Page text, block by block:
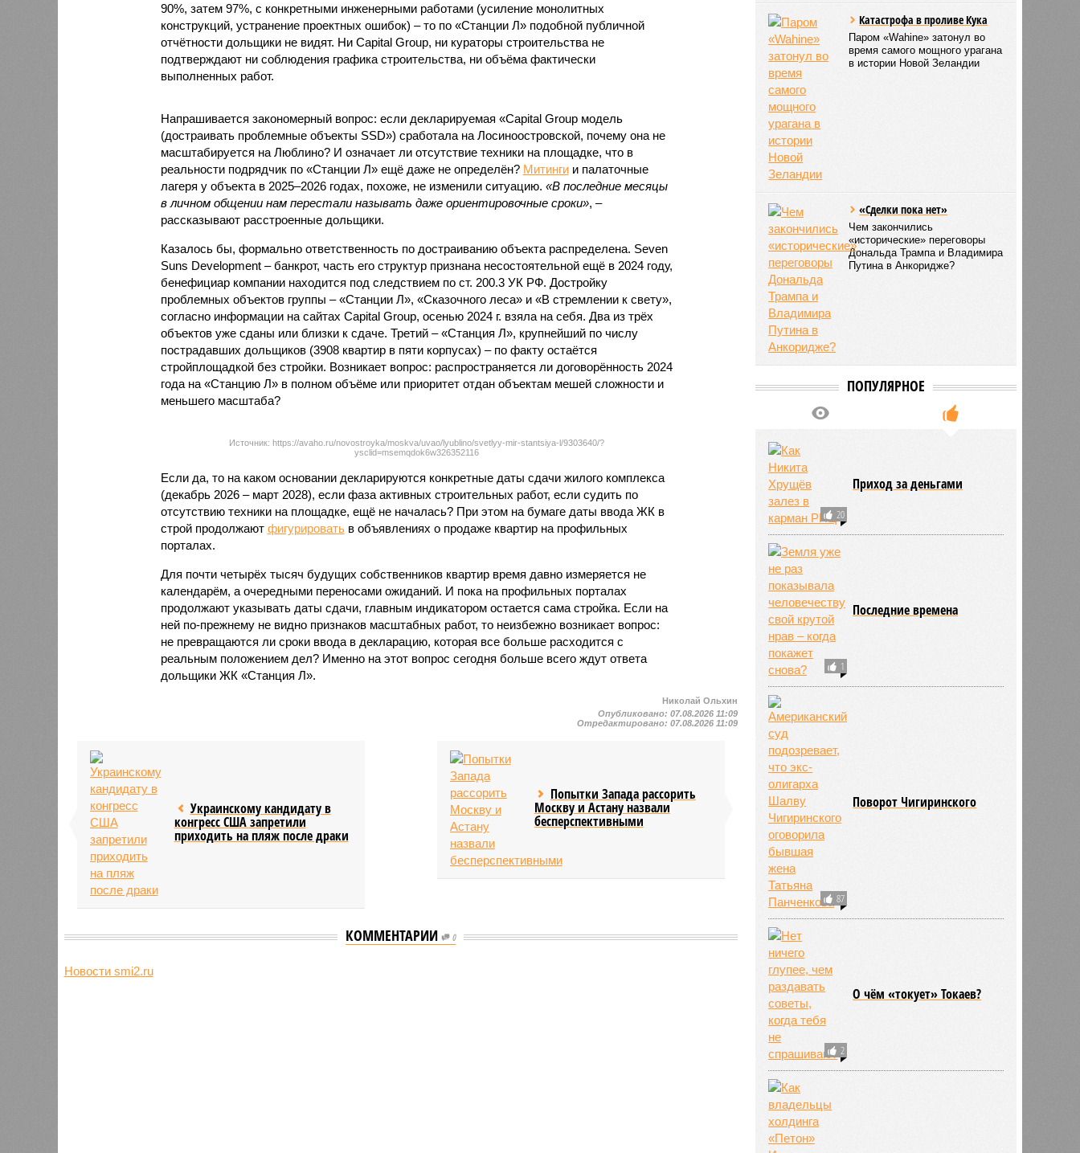
90%, затем 97%, с конкретными инженерными работами (усиление монолитных
конструкций, устранение проектных ошибок) – то по «Станции Л» подобной публичной
отчётности дольщики не видят. Ни Capital Group, ни кураторы строительства не
подтверждают ни соблюдения графика строительства, ни объёма фактически
выполненных работ.
Напрашивается закономерный вопрос: если декларируемая «Capital Group модель
(достраивать проблемные объекты SSD») сработала на Лосиноостровской, почему она не
масштабируется на Люблино? И означает ли отсутствие техники на площадке, что в
реальности подрядчик по «Станции Л» ещё даже не определён? Митингии палаточные
лагеря у объекта в 2025–2026 годах, похоже, не изменили ситуацию. «В последние месяцы
в личном общении нам перестали называть даже ориентировочные сроки», –
рассказывают расстроенные дольщики.
Казалось бы, формально ответственность по достраиванию объекта распределена. Seven
Suns Development – банкрот, часть его структур признана несостоятельной ещё в 2024 году,
бенефициар компании находится под следствием по ст. 200.3 УК РФ. Достройку
проблемных объектов группы – «Станции Л», «Сказочного леса» и «В стремлении к свету»,
согласно информации на сайтах Capital Group, осенью 2024 г. взяла на себя. Два из трёх
объектов уже сданы или близки к сдаче. Третий – «Станция Л», крупнейший по числу
пострадавших дольщиков (3908 квартир в пяти корпусах) – по факту остаётся
стройплощадкой без стройки. Возникает вопрос: распространяется ли договорённость 2024
года на «Станцию Л» в полном объёме или приоритет отдан объектам мешей сложности и
меньшего масштаба?
Источник: https://avaho.ru/novostroyka/moskva/uvao/lyublino/svetlyy-mir-stantsiya-l/9303640/?
ysclid=msemqdok6w326352116
Если да, то на каком основании декларируются конкретные даты сдачи жилого комплекса
(декабрь 2026 – март 2028), если фаза активных строительных работ, если судить по
отсутствию техники на площадке, ещё не началась? При этом на бумаге даты ввода ЖК в
строй продолжают фигурироватьв объявлениях о продаже квартир на профильных
порталах.
Для почти четырёх тысяч будущих собственников квартир время давно измеряется не
календарём, а очередными переносами ожиданий. И пока на профильных порталах
продолжают указывать даты сдачи, главным индикатором остается сама стройка. Если на
ней по-прежнему не видно признаков масштабных работ, то неизбежно возникает вопрос:
не превращаются ли сроки ввода в декларацию, которая все больше расходится с
реальным положением дел? Именно на этот вопрос сегодня больше всего ждут ответа
дольщики ЖК «Станция Л».
Николай Ольхин
Опубликовано:07.08.2026 11:09
Отредактировано:07.08.2026 11:09
Украинскому кандидату в
конгресс США запретили
приходить на пляж после драки
Попытки Запада рассорить
Москву и Астану назвали
бесперспективными
КОММЕНТАРИИ 0
Новости smi2.ru
Катастрофа в проливе Кука
Паром «Wahine» затонул во
время самого мощного урагана
в истории Новой Зеландии
«Сделки пока нет»
Чем закончились
«исторические» переговоры
Дональда Трампа и Владимира
Путина в Анкоридже?
ПОПУЛЯРНОЕ
20
Приход за деньгами
1
Последние времена
87
Поворот Чигиринского
2
О чём «токует» Токаев?